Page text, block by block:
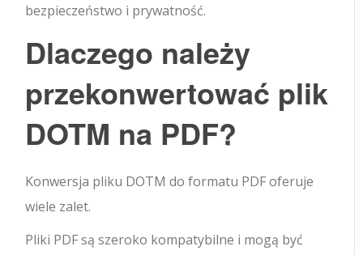
bezpieczeństwo i prywatność.
Dlaczego należy
przekonwertować plik
DOTM na PDF?
Konwersja pliku DOTM do formatu PDF oferuje
wiele zalet.
Pliki PDF są szeroko kompatybilne i mogą być